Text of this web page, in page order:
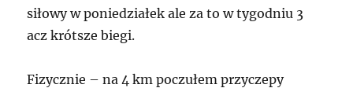
siłowy w poniedziałek ale za to w tygodniu 3
acz krótsze biegi.
Fizycznie – na 4 km poczułem przyczepy